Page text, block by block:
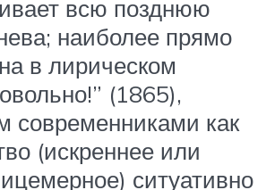
всю позднюю
наиболее прямо
в лирическом
(1865),
современниками как
(искреннее или
ситуативно